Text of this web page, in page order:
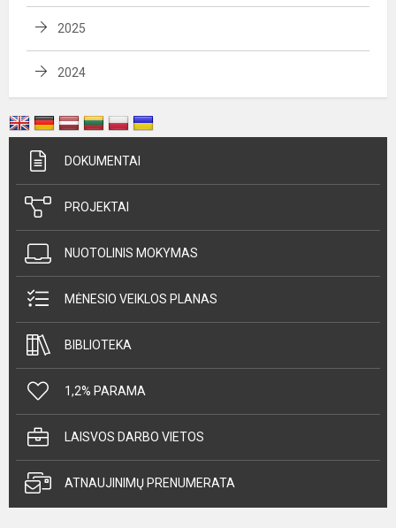
2025
2024
DOKUMENTAI
PROJEKTAI
NUOTOLINIS MOKYMAS
MĖNESIO VEIKLOS PLANAS
BIBLIOTEKA
1,2% PARAMA
LAISVOS DARBO VIETOS
ATNAUJINIMŲ PRENUMERATA